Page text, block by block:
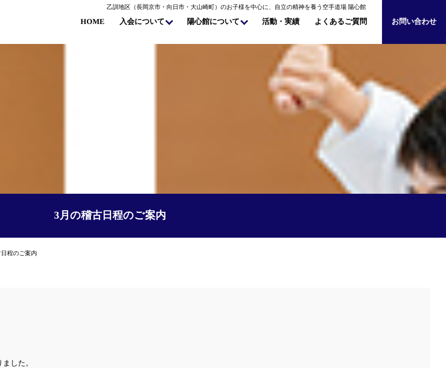
乙訓地区（長岡京市・向日市・大山崎町）のお子様を中心に、自立の精神を養う空手道場 陽心館
お問い合わせ
HOME 入会について 陽心館について 活動・実績 よくあるご質問
3月の稽古日程のご案内
程のご案内
した。